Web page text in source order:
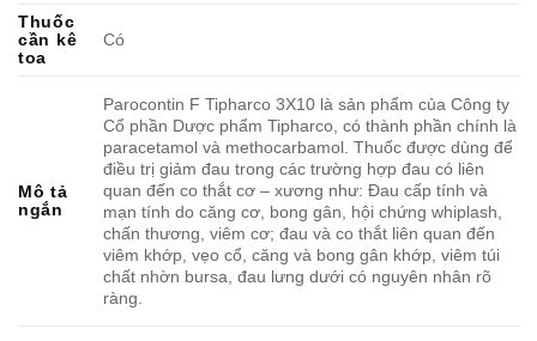
Thuốc
cần kê
toa
Có
Mô tả
ngắn
Parocontin F Tipharco 3X10 là sản phẩm của Công ty
Cổ phần Dược phẩm Tipharco, có thành phần chính là
paracetamol và methocarbamol. Thuốc được dùng để
điều trị giảm đau trong các trường hợp đau có liên
quan đến co thắt cơ – xương như: Đau cấp tính và
mạn tính do căng cơ, bong gân, hội chứng whiplash,
chấn thương, viêm cơ; đau và co thắt liên quan đến
viêm khớp, vẹo cổ, căng và bong gân khớp, viêm túi
chất nhờn bursa, đau lưng dưới có nguyên nhân rõ
ràng.